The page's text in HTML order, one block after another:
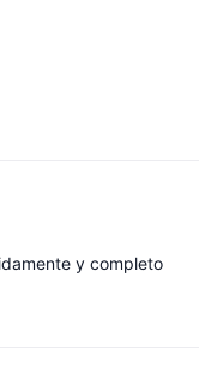
y completo